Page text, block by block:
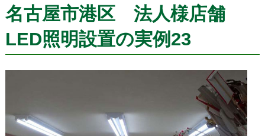
名古屋市港区 法人様店舗
LED照明設置の実例23